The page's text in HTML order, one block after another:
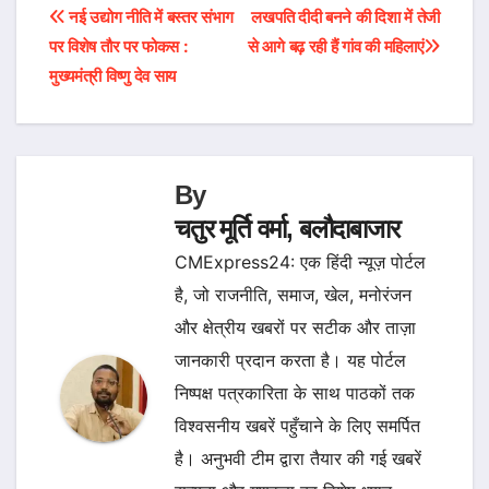
Post
navigation
लखपति दीदी बनने की दिशा में तेजी
से आगे बढ़ रही हैं गांव की महिलाएं
नई उद्योग नीति में बस्तर संभाग
पर विशेष तौर पर फोकस :
मुख्यमंत्री विष्णु देव साय
By
चतुर मूर्ति वर्मा, बलौदाबाजार
CMExpress24: एक हिंदी न्यूज़ पोर्टल
है, जो राजनीति, समाज, खेल, मनोरंजन
और क्षेत्रीय खबरों पर सटीक और ताज़ा
जानकारी प्रदान करता है। यह पोर्टल
निष्पक्ष पत्रकारिता के साथ पाठकों तक
विश्वसनीय खबरें पहुँचाने के लिए समर्पित
है। अनुभवी टीम द्वारा तैयार की गई खबरें